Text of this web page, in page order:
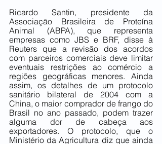
Ricardo Santin, presidente da
Associação Brasileira de Proteína
Animal (ABPA), que representa
empresas como JBS e BRF, disse à
Reuters que a revisão dos acordos
com parceiros comerciais deve limitar
eventuais restrições ao comércio a
regiões geográficas menores. Ainda
assim, os detalhes de um protocolo
sanitário bilateral de 2004 com a
China, o maior comprador de frango do
Brasil no ano passado, podem trazer
alguma dor de cabeça aos
exportadores. O protocolo, que o
Ministério da Agricultura diz que ainda